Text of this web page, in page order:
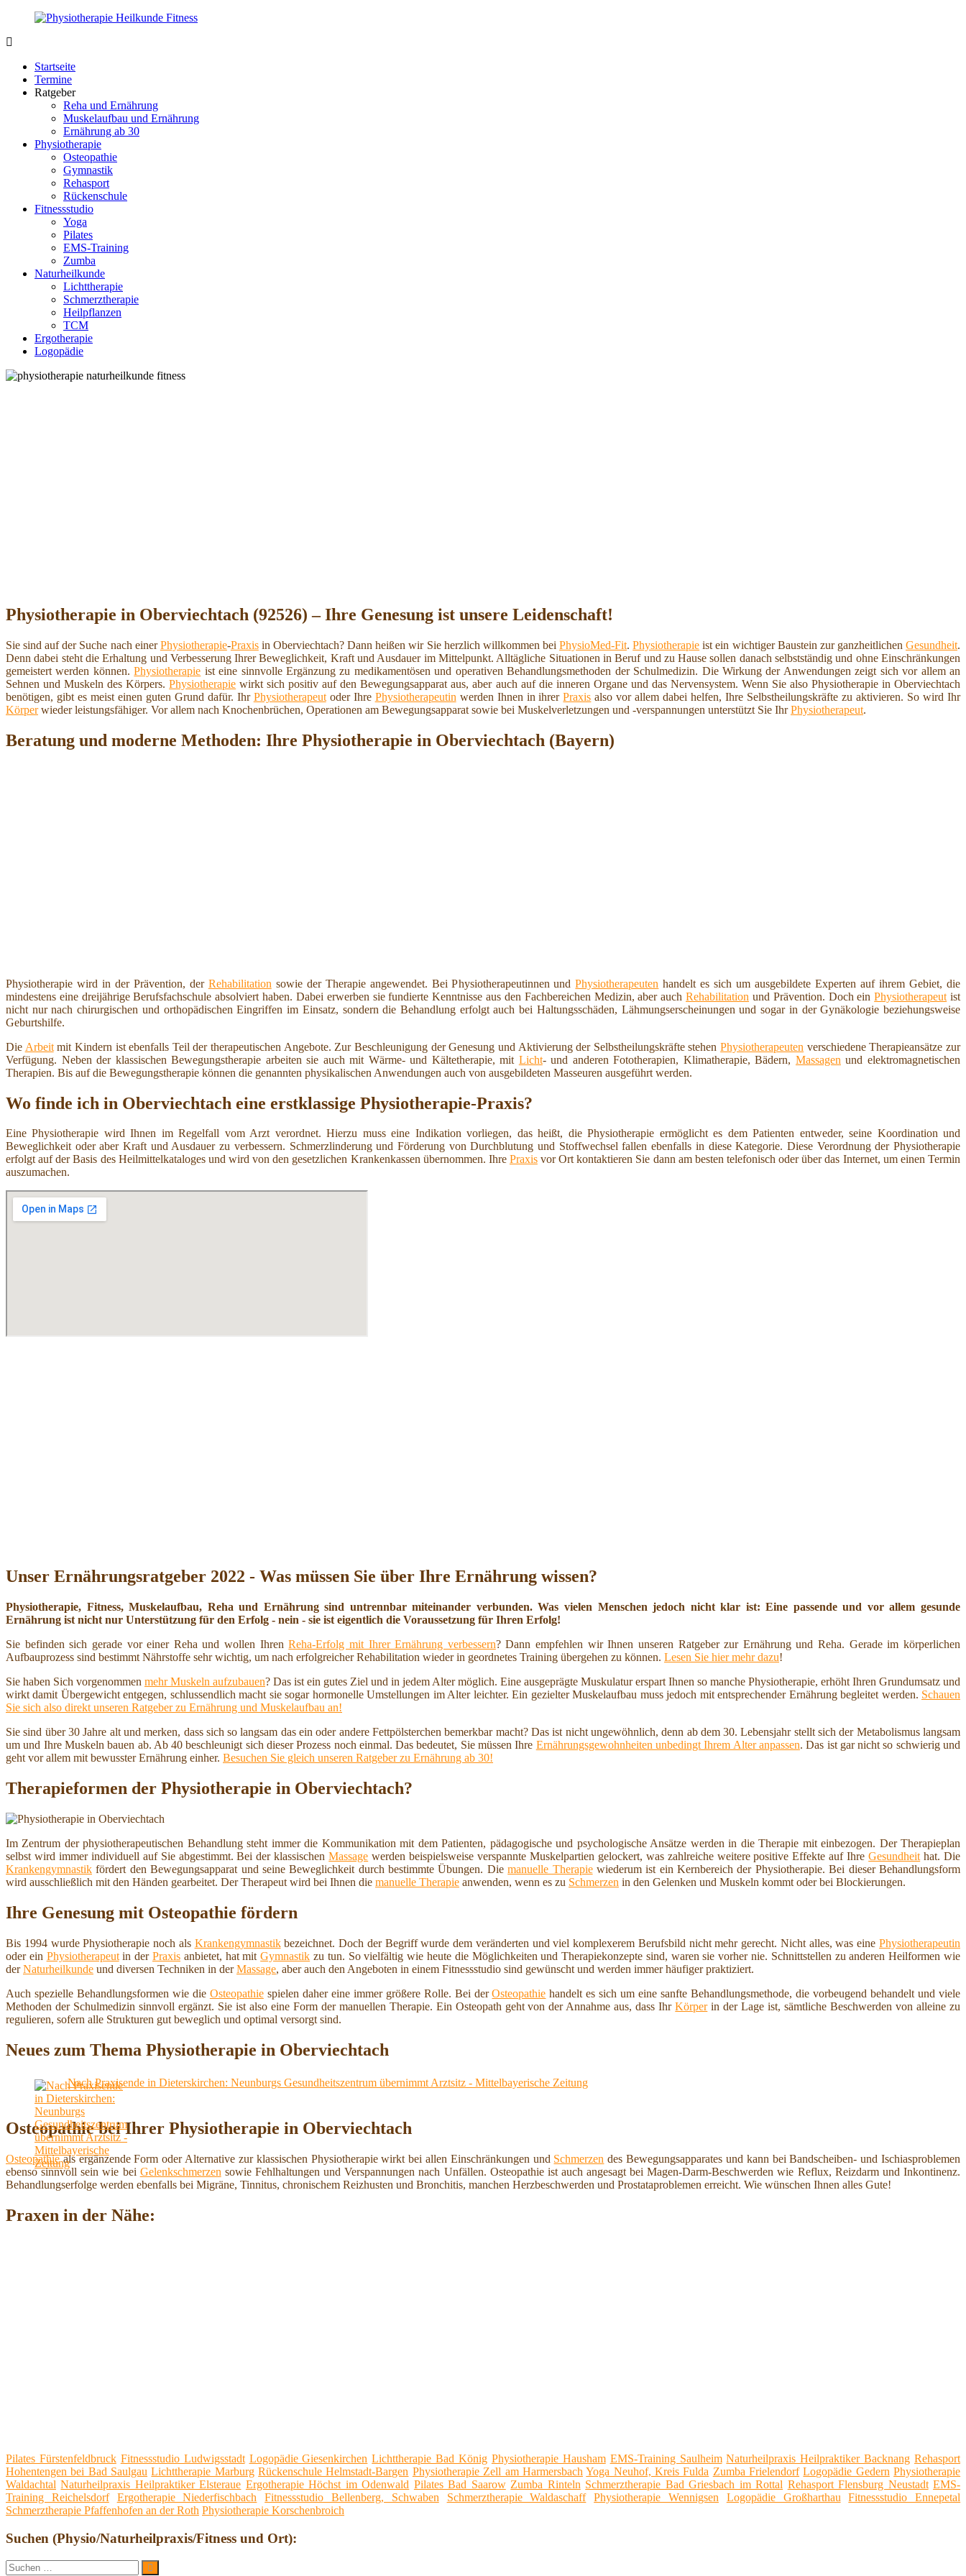
Zurück
Inhalt
Fit.de
Körper
Startseite
Termine
Ratgeber
Reha und Ernährung
Muskelaufbau und Ernährung
Ernährung ab 30
Physiotherapie
Osteopathie
Gymnastik
Rehasport
Rückenschule
Fitnessstudio
Yoga
Pilates
EMS-Training
Zumba
Naturheilkunde
Lichttherapie
Schmerztherapie
Heilpflanzen
TCM
Ergotherapie
Logopädie
Physiotherapie in Oberviechtach (92526) – Ihre Genesung ist unsere Leidenschaft!
Sie sind auf der Suche nach einerPhysiotherapie-Praxisin Oberviechtach? Dann heißen wir Sie herzlich willkommen beiPhysioMed-Fit.Physiotherapie ist ein wichtiger Baustein zur ganzheitlichenGesundheit.
Denn dabei steht die Erhaltung und Verbesserung Ihrer Beweglichkeit, Kraft und Ausdauer im Mittelpunkt. Alltägliche Situationen in Beruf und zu Hause sollen danach selbstständig und ohne Einschränkungen
gemeistert werden können.Physiotherapie ist eine sinnvolle Ergänzung zu medikamentösen und operativen Behandlungsmethoden der Schulmedizin. Die Wirkung der Anwendungen zeigt sich vor allem an
Sehnen und Muskeln des Körpers.Physiotherapie wirkt sich positiv auf den Bewegungsapparat aus, aber auch auf die inneren Organe und das Nervensystem. Wenn Sie also Physiotherapie in Oberviechtach
benötigen, gibt es meist einen guten Grund dafür. Ihr Physiotherapeutoder Ihre Physiotherapeutin werden Ihnen in ihrerPraxis also vor allem dabei helfen, Ihre Selbstheilungskräfte zu aktivieren. So wird Ihr
Körperwieder leistungsfähiger. Vor allem nach Knochenbrüchen, Operationen am Bewegungsapparat sowie bei Muskelverletzungen und -verspannungen unterstützt Sie IhrPhysiotherapeut.
Beratung und moderne Methoden: Ihre Physiotherapie in Oberviechtach (Bayern)
Physiotherapie wird in der Prävention, der Rehabilitation sowie der Therapie angewendet. Bei Physiotherapeutinnen undPhysiotherapeuten handelt es sich um ausgebildete Experten auf ihrem Gebiet, die
mindestens eine dreijährige Berufsfachschule absolviert haben. Dabei erwerben sie fundierte Kenntnisse aus den Fachbereichen Medizin, aber auchRehabilitation und Prävention. Doch einPhysiotherapeut ist
nicht nur nach chirurgischen und orthopädischen Eingriffen im Einsatz, sondern die Behandlung erfolgt auch bei Haltungsschäden, Lähmungserscheinungen und sogar in der Gynäkologie beziehungsweise
Geburtshilfe.
Die Arbeitmit Kindern ist ebenfalls Teil der therapeutischen Angebote. Zur Beschleunigung der Genesung und Aktivierung der Selbstheilungskräfte stehenPhysiotherapeuten verschiedene Therapieansätze zur
Verfügung. Neben der klassischen Bewegungstherapie arbeiten sie auch mit Wärme- und Kältetherapie, mit Licht- und anderen Fototherapien, Klimatherapie, Bädern, Massagen und elektromagnetischen
Therapien. Bis auf die Bewegungstherapie können die genannten physikalischen Anwendungen auch von ausgebildeten Masseuren ausgeführt werden.
Wo finde ich in Oberviechtach eine erstklassige Physiotherapie-Praxis?
Eine Physiotherapie wird Ihnen im Regelfall vom Arzt verordnet. Hierzu muss eine Indikation vorliegen, das heißt, die Physiotherapie ermöglicht es dem Patienten entweder, seine Koordination und
Beweglichkeit oder aber Kraft und Ausdauer zu verbessern. Schmerzlinderung und Förderung von Durchblutung und Stoffwechsel fallen ebenfalls in diese Kategorie. Diese Verordnung der Physiotherapie
erfolgt auf der Basis des Heilmittelkataloges und wird von den gesetzlichen Krankenkassen übernommen. Ihre Praxisvor Ort kontaktieren Sie dann am besten telefonisch oder über das Internet, um einen Termin
auszumachen.
Unser Ernährungsratgeber 2022 - Was müssen Sie über Ihre Ernährung wissen?
Physiotherapie, Fitness, Muskelaufbau, Reha und Ernährung sind untrennbar miteinander verbunden. Was vielen Menschen jedoch nicht klar ist: Eine passende und vor allem gesunde
Ernährung ist nicht nur Unterstützung für den Erfolg - nein - sie ist eigentlich die Voraussetzung für Ihren Erfolg!
Sie befinden sich gerade vor einer Reha und wollen IhrenReha-Erfolg mit Ihrer Ernährung verbessern? Dann empfehlen wir Ihnen unseren Ratgeber zur Ernährung und Reha. Gerade im körperlichen
Aufbauprozess sind bestimmt Nährstoffe sehr wichtig, um nach erfolgreicher Rehabilitation wieder in geordnetes Training übergehen zu können. Lesen Sie hier mehr dazu!
Sie haben Sich vorgenommen mehr Muskeln aufzubauen? Das ist ein gutes Ziel und in jedem Alter möglich. Eine ausgeprägte Muskulatur erspart Ihnen so manche Physiotherapie, erhöht Ihren Grundumsatz und
wirkt damit Übergewicht entgegen, schlussendlich macht sie sogar hormonelle Umstellungen im Alter leichter. Ein gezielter Muskelaufbau muss jedoch mit entsprechender Ernährung begleitet werden. Schauen
Sie sich also direkt unseren Ratgeber zu Ernährung und Muskelaufbau an!
Sie sind über 30 Jahre alt und merken, dass sich so langsam das ein oder andere Fettpölsterchen bemerkbar macht? Das ist nicht ungewöhnlich, denn ab dem 30. Lebensjahr stellt sich der Metabolismus langsam
um und Ihre Muskeln bauen ab. Ab 40 beschleunigt sich dieser Prozess noch einmal. Das bedeutet, Sie müssen Ihre Ernährungsgewohnheiten unbedingt Ihrem Alter anpassen. Das ist gar nicht so schwierig und
geht vor allem mit bewusster Ernährung einher. Besuchen Sie gleich unseren Ratgeber zu Ernährung ab 30!
Therapieformen der Physiotherapie in Oberviechtach?
Im Zentrum der physiotherapeutischen Behandlung steht immer die Kommunikation mit dem Patienten, pädagogische und psychologische Ansätze werden in die Therapie mit einbezogen. Der Therapieplan
selbst wird immer individuell auf Sie abgestimmt. Bei der klassischenMassage werden beispielsweise verspannte Muskelpartien gelockert, was zahlreiche weitere positive Effekte auf IhreGesundheit hat. Die
Krankengymnastik fördert den Bewegungsapparat und seine Beweglichkeit durch bestimmte Übungen. Diemanuelle Therapiewiederum ist ein Kernbereich der Physiotherapie. Bei dieser Behandlungsform
wird ausschließlich mit den Händen gearbeitet. Der Therapeut wird bei Ihnen die manuelle Therapie anwenden, wenn es zu Schmerzen in den Gelenken und Muskeln kommt oder bei Blockierungen.
Ihre Genesung mit Osteopathie fördern
Bis 1994 wurde Physiotherapie noch als Krankengymnastikbezeichnet. Doch der Begriff wurde dem veränderten und viel komplexerem Berufsbild nicht mehr gerecht. Nicht alles, was einePhysiotherapeutin
oder ein Physiotherapeutin der Praxisanbietet, hat mitGymnastik zu tun. So vielfältig wie heute die Möglichkeiten und Therapiekonzepte sind, waren sie vorher nie. Schnittstellen zu anderen Heilformen wie
derNaturheilkunde und diversen Techniken in derMassage, aber auch den Angeboten in einem Fitnessstudio sind gewünscht und werden immer häufiger praktiziert.
Auch spezielle Behandlungsformen wie die Osteopathiespielen daher eine immer größere Rolle. Bei derOsteopathie handelt es sich um eine sanfte Behandlungsmethode, die vorbeugend behandelt und viele
Methoden der Schulmedizin sinnvoll ergänzt. Sie ist also eine Form der manuellen Therapie. Ein Osteopath geht von der Annahme aus, dass IhrKörperin der Lage ist, sämtliche Beschwerden von alleine zu
regulieren, sofern alle Strukturen gut beweglich und optimal versorgt sind.
Neues zum Thema Physiotherapie in Oberviechtach
Nach Praxisende in Dieterskirchen: Neunburgs Gesundheitszentrum übernimmt Arztsitz - Mittelbayerische Zeitung
Osteopathie bei Ihrer Physiotherapie in Oberviechtach
Osteopathieals ergänzende Form oder Alternative zur klassischen Physiotherapie wirkt bei allen Einschränkungen und Schmerzen des Bewegungsapparates und kann bei Bandscheiben- und Ischiasproblemen
ebenso sinnvoll sein wie bei Gelenkschmerzen sowie Fehlhaltungen und Verspannungen nach Unfällen. Osteopathie ist auch angesagt bei Magen-Darm-Beschwerden wie Reflux, Reizdarm und Inkontinenz.
Behandlungserfolge werden ebenfalls bei Migräne, Tinnitus, chronischem Reizhusten und Bronchitis, manchen Herzbeschwerden und Prostataproblemen erreicht. Wie wünschen Ihnen alles Gute!
Praxen in der Nähe:
Pilates Fürstenfeldbruck Fitnessstudio Ludwigsstadt Logopädie Giesenkirchen Lichttherapie Bad König Physiotherapie Hausham EMS-Training Saulheim Naturheilpraxis Heilpraktiker Backnang Rehasport
Hohentengen bei Bad Saulgau Lichttherapie Marburg Rückenschule Helmstadt-Bargen Physiotherapie Zell am Harmersbach Yoga Neuhof, Kreis Fulda Zumba Frielendorf Logopädie Gedern Physiotherapie
Waldachtal Naturheilpraxis Heilpraktiker Elsteraue Ergotherapie Höchst im Odenwald Pilates Bad Saarow Zumba Rinteln Schmerztherapie Bad Griesbach im Rottal Rehasport Flensburg Neustadt EMS-
Training Reichelsdorf
Ergotherapie Niederfischbach Fitnessstudio Bellenberg, Schwaben Schmerztherapie Waldaschaff Physiotherapie Wennigsen Logopädie Großharthau
Fitnessstudio Ennepetal
Schmerztherapie Pfaffenhofen an der Roth Physiotherapie Korschenbroich
Suchen (Physio/Naturheilpraxis/Fitness und Ort):
Suche
Suchen